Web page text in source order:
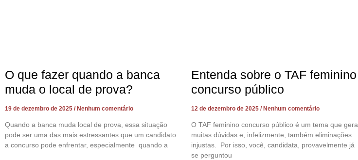
O que fazer quando a banca
muda o local de prova?
19 de dezembro de 2025 Nenhum comentário
Quando a banca muda local de prova, essa situação
pode ser uma das mais estressantes que um candidato
a concurso pode enfrentar, especialmente quando a
Entenda sobre o TAF feminino
concurso público
12 de dezembro de 2025 Nenhum comentário
O TAF feminino concurso público é um tema que gera
muitas dúvidas e, infelizmente, também eliminações
injustas. Por isso, você, candidata, provavelmente já
se perguntou